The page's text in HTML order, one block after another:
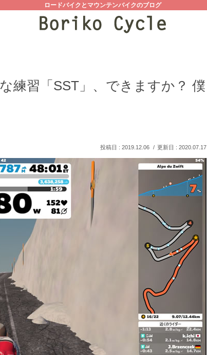
ロードバイクとマウンテンバイクのブログ
練習「SST」、できますか？ 僕
2019.12.06 2020.07.17